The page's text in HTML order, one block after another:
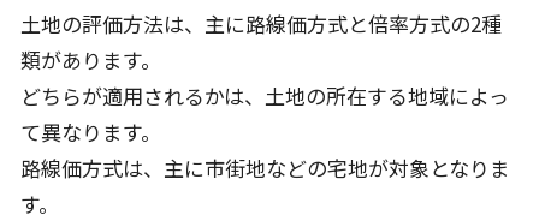
土地の評価方法は、主に路線価方式と倍率方式の2種
類があります。
どちらが適用されるかは、土地の所在する地域によっ
て異なります。
路線価方式は、主に市街地などの宅地が対象となりま
す。